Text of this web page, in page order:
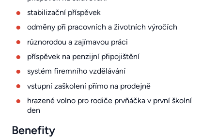
stabilizační příspěvek
odměny při pracovních a životních výročích
různorodou a zajímavou práci
příspěvek na penzijní připojištění
systém firemního vzdělávání
vstupní zaškolení přímo na prodejně
hrazené volno pro rodiče prvňáčka v první školní
den
Benefity